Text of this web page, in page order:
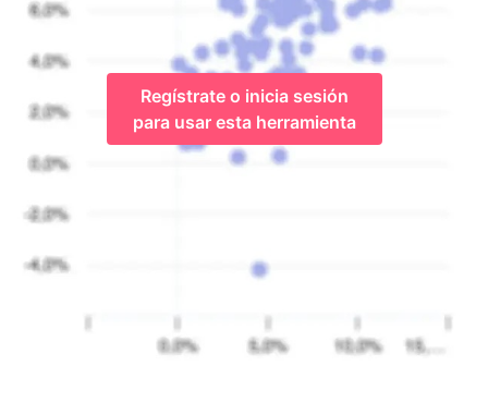
Regístrate o inicia sesión
para usar esta herramienta